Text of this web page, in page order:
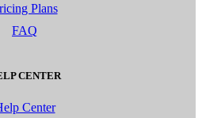
Plans
FAQ
CENTER
Center